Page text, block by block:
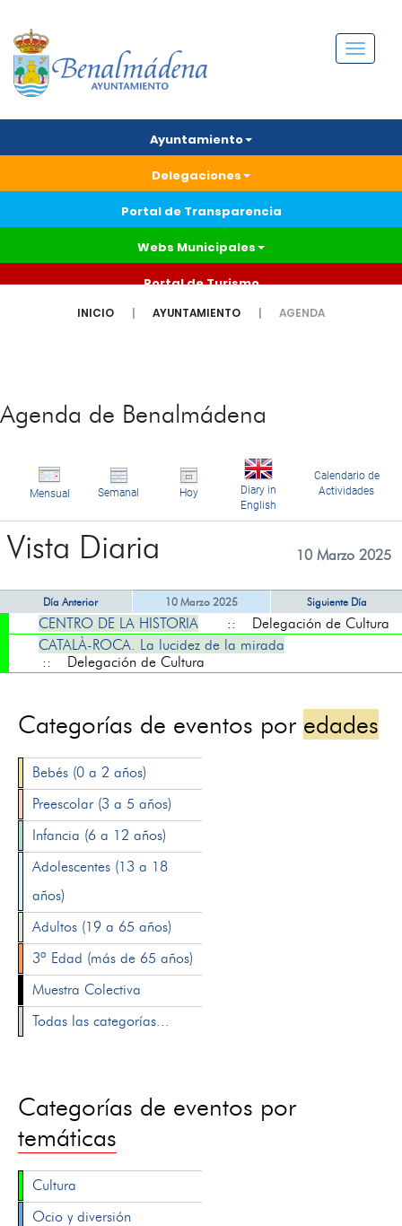
Menú
Ayuntamiento
Delegaciones
Portal de Transparencia
Webs Municipales
Portal de Turismo
INICIO AYUNTAMIENTO AGENDA
Agenda de Benalmádena
Mensual Semanal Hoy
Diary in
English
Calendario de
Actividades
Vista Diaria 10 Marzo 2025
Día Anterior 10 Marzo 2025 Siguiente Día
CENTRO DE LA HISTORIA
:: Delegación de Cultura
CATALÀ-ROCA. La lucidez de la mirada
:: Delegación de Cultura
Categorías de eventos por edades
Bebés (0 a 2 años)
Preescolar (3 a 5 años)
Infancia (6 a 12 años)
Adolescentes (13 a 18
años)
Adultos (19 a 65 años)
3ª Edad (más de 65 años)
Muestra Colectiva
Todas las categorías...
Categorías de eventos por
temáticas
Cultura
Ocio y diversión